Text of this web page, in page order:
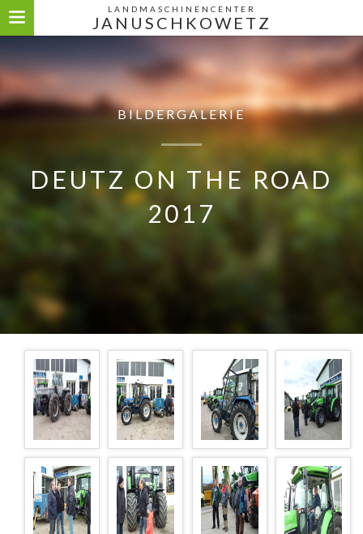
LANDMASCHINENCENTER
JANUSCHKOWETZ
BILDERGALERIE
DEUTZ ON THE ROAD
2017